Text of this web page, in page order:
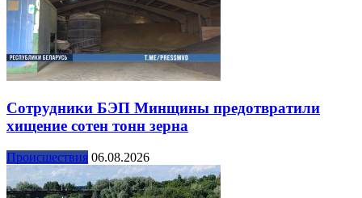
Сотрудники БЭП Минщины предотвратили
хищение сотен тонн зерна
Происшествия 06.08.2026